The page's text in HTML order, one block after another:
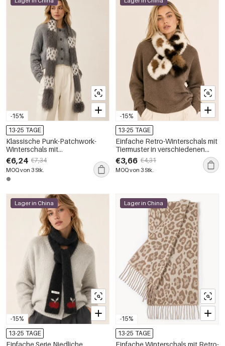
-15%
13-25 TAGE
Klassische Punk-Patchwork-
Winterschals mit
Leopardenmuster und
Kunstpelz
€6,24 €7,34
MOQ von 3 Stk.
-15%
13-25 TAGE
Einfache Retro-Winterschals mit
Tiermuster in verschiedenen
Farben und Kunstpelz
€3,66 €4,31
MOQ von 3 Stk.
-15%
Lager in China
13-25 TAGE
Einfache Serie Niedliche
-15%
Lager in China
13-25 TAGE
Einfache Winterschals mit Retro-